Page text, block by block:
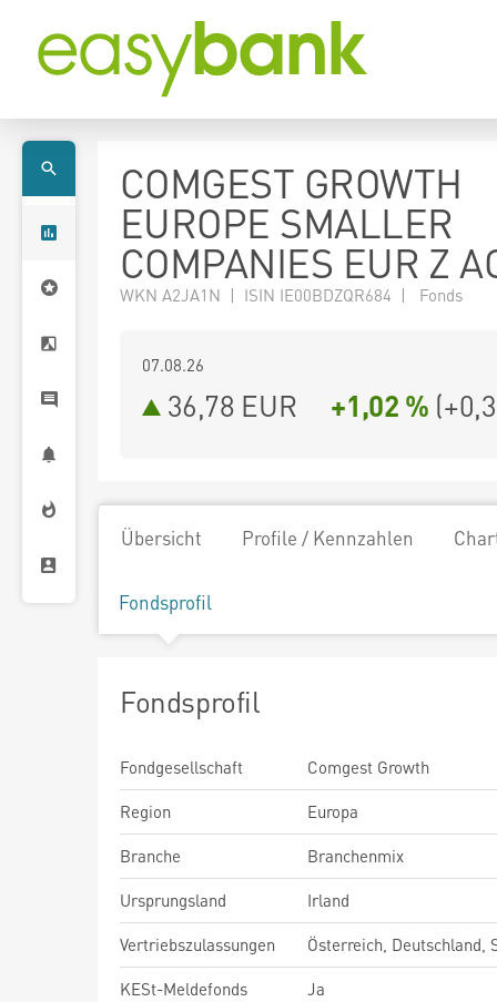
COMGEST GROWTH
EUROPE SMALLER
COMPANIES EUR Z
WKN A2JA1N | ISIN IE00BDZQR684 | Fonds
07.08.26
36,78 EUR +1,02 % (
Übersicht Profile / Kennzahlen
Fondsprofil
Fondsprofil
Fondgesellschaft
Comgest Growth
Region
Europa
Branche
Branchenmix
Ursprungsland
Irland
Vertriebszulassungen
Österreich, Deutschland,
KESt-Meldefonds
Ja